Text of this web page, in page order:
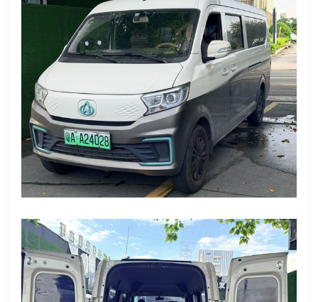
货箱尺寸:2830*1680*1365
年审：6年免审
交强、商业：26年9月18日
售价：7万多
备注：带2C超充，原车主改装音响听歌一流
✨品牌型号：长安跨越星V7（客运版）
上牌时间：2024年4月19日
电池度数：宁德时代41.86度
续航：250-260左右
车身颜色：白
货箱尺寸：2925*1505*1340